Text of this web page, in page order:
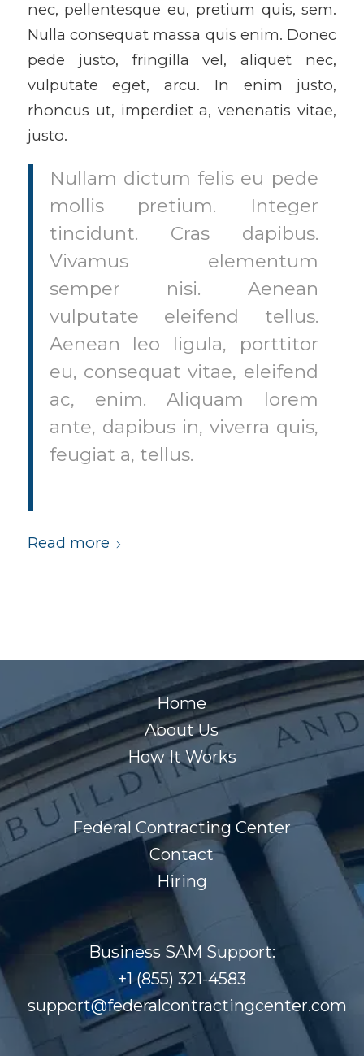
nec, pellentesque eu, pretium quis, sem.
Nulla consequat massa quis enim. Donec
pede justo, fringilla vel, aliquet nec,
vulputate eget, arcu. In enim justo,
rhoncus ut, imperdiet a, venenatis vitae,
justo.
Nullam dictum felis eu pede
mollis pretium. Integer
tincidunt. Cras dapibus.
Vivamus elementum
semper nisi. Aenean
vulputate eleifend tellus.
Aenean leo ligula, porttitor
eu, consequat vitae, eleifend
ac, enim. Aliquam lorem
ante, dapibus in, viverra quis,
feugiat a, tellus.
Read more
Home
About Us
How It Works
Federal Contracting Center
Contact
Hiring
Business SAM Support:
+1 (855) 321-4583
support@federalcontractingcenter.com